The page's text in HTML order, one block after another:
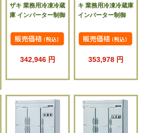
ザキ 業務用冷凍冷蔵
庫 インバーター制御
342,946 円
キ 業務用冷凍冷蔵庫
インバーター制御
353,978 円